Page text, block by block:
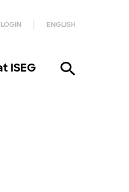
LOGIN ENGLISH
ISEG